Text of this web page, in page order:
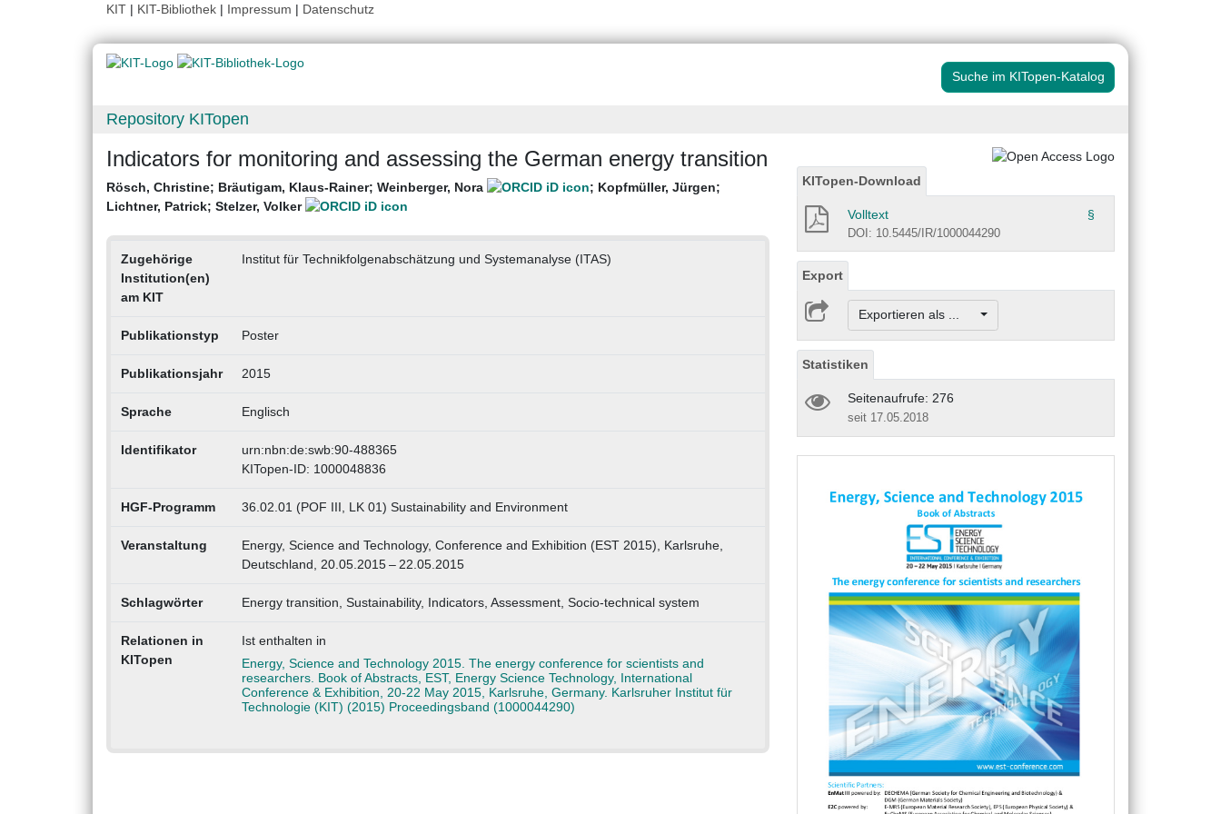
KIT | KIT-Bibliothek | Impressum | Datenschutz
Suche im KITopen-Katalog
Repository KITopen
Indicators for monitoring and assessing the German energy transition
Rösch, Christine; Bräutigam, Klaus-Rainer; Weinberger, Nora ; Kopfmüller, Jürgen;
Lichtner, Patrick; Stelzer, Volker
Zugehörige
Institution(en)
am KIT
Institut für Technikfolgenabschätzung und Systemanalyse (ITAS)
Publikationstyp Poster
Publikationsjahr 2015
Sprache Englisch
Identifikator
urn:nbn:de:swb:90-488365
KITopen-ID: 1000048836
HGF-Programm 36.02.01 (POF III, LK 01) Sustainability and Environment
Veranstaltung
Energy, Science and Technology, Conference and Exhibition (EST 2015), Karlsruhe,
Deutschland, 20.05.2015 – 22.05.2015
Schlagwörter Energy transition, Sustainability, Indicators, Assessment, Socio-technical system
Relationen in
KITopen
Ist enthalten in
Energy, Science and Technology 2015. The energy conference for scientists and
researchers. Book of Abstracts, EST, Energy Science Technology, International
Conference & Exhibition, 20-22 May 2015, Karlsruhe, Germany. Karlsruher Institut für
Technologie (KIT) (2015) Proceedingsband (1000044290)
KITopen-Download
Volltext §
DOI: 10.5445/IR/1000044290
Export
Exportieren als ...
Statistiken
Seitenaufrufe: 276
seit 17.05.2018